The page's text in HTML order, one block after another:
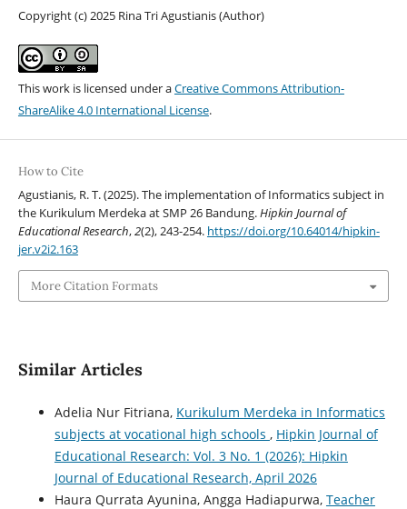
Copyright (c) 2025 Rina Tri Agustianis (Author)
This work is licensed under aCreative Commons Attribution-
ShareAlike 4.0 International License.
How to Cite
Agustianis, R. T. (2025). The implementation of Informatics subject in
the Kurikulum Merdeka at SMP 26 Bandung.Hipkin Journal of
Educational Research,2(2), 243-254. https://doi.org/10.64014/hipkin-
jer.v2i2.163
More Citation Formats
Similar Articles
Adelia Nur Fitriana, Kurikulum Merdeka in Informatics
subjects at vocational high schools , Hipkin Journal of
Educational Research: Vol. 3 No. 1 (2026): Hipkin
Journal of Educational Research, April 2026
Haura Qurrata Ayunina, Angga Hadiapurwa, Teacher